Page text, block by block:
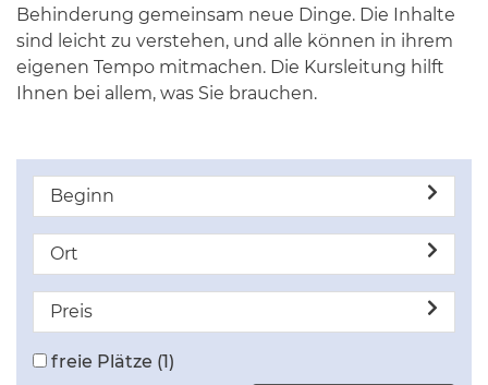
Behinderung gemeinsam neue Dinge. Die Inhalte
sind leicht zu verstehen, und alle können in ihrem
eigenen Tempo mitmachen. Die Kursleitung hilft
Ihnen bei allem, was Sie brauchen.
Beginn
Ort
Preis
freie Plätze (1)